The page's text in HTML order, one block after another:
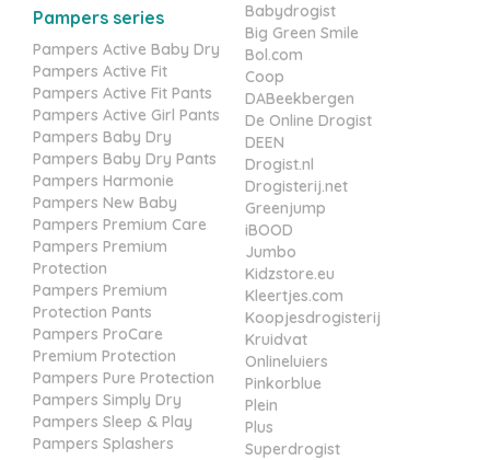
Pampers series
Pampers Active Baby Dry
Pampers Active Fit
Pampers Active Fit Pants
Pampers Active Girl Pants
Pampers Baby Dry
Pampers Baby Dry Pants
Pampers Harmonie
Pampers New Baby
Pampers Premium Care
Pampers Premium
Protection
Pampers Premium
Protection Pants
Pampers ProCare
Premium Protection
Pampers Pure Protection
Pampers Simply Dry
Pampers Sleep & Play
Pampers Splashers
Babydrogist
Big Green Smile
Bol.com
Coop
DABeekbergen
De Online Drogist
DEEN
Drogist.nl
Drogisterij.net
Greenjump
iBOOD
Jumbo
Kidzstore.eu
Kleertjes.com
Koopjesdrogisterij
Kruidvat
Onlineluiers
Pinkorblue
Plein
Plus
Superdrogist